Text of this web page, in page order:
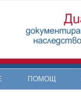
ПОМОЩ